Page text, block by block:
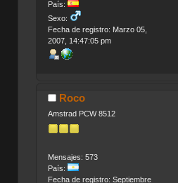
País:
Sexo:
Fecha de registro: Marzo 05,
2007, 14:47:05 pm
Roco
Amstrad PCW 8512
Mensajes: 573
País:
Fecha de registro: Septiembre